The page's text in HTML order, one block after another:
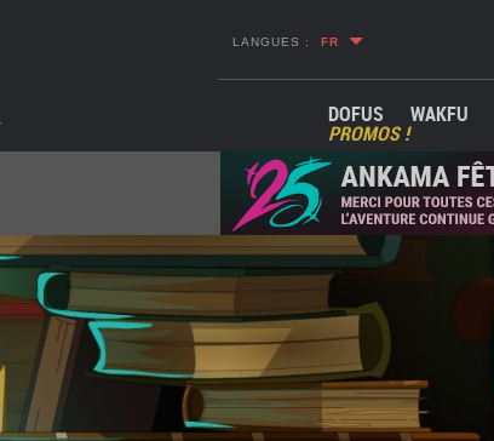
LANGUES : FR
DOFUS WAKFU
PROMOS !